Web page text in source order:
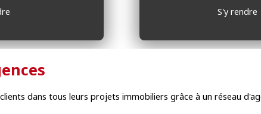
S'y rendre
dans tous leurs projets immobiliers grâce à un réseau